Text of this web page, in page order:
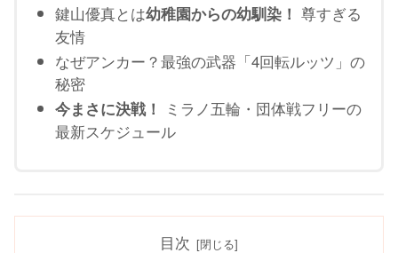
鍵山優真とは幼稚園からの幼馴染！ 尊すぎる
友情
なぜアンカー？最強の武器「4回転ルッツ」の
秘密
今まさに決戦！
ミラノ五輪・団体戦フリーの
最新スケジュール
目次